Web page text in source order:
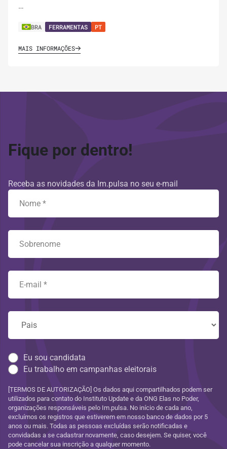
…
BRA FERRAMENTAS PT
MAIS INFORMAÇÕES
Fique por dentro!
Receba as novidades da Im.pulsa no seu e-mail
Eu sou candidata
Eu trabalho em campanhas eleitorais
[TERMOS DE AUTORIZAÇÃO] Os dados aqui compartilhados podem ser
utilizados para contato do Instituto Update e da ONG Elas no Poder,
organizações responsáveis pelo Im.pulsa. No início de cada ano,
excluímos os registros que estiverem em nosso banco de dados por 5
anos ou mais. Todas as pessoas excluídas serão notificadas e
convidadas a se cadastrar novamente, caso desejem. Se quiser, você
pode cancelar sua inscrição a qualquer momento.